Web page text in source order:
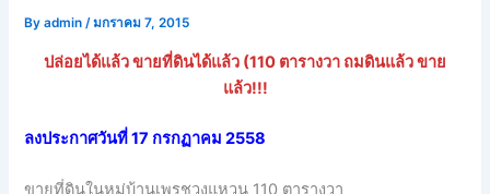
Byadmin/มกราคม 7, 2015
ปล่อยได้แล้ว ขายที่ดินได้แล้ว (110 ตารางวา ถมดินแล้ว ขาย
แล้ว!!!
ลงประกาศวันที่ 17 กรกฏาคม 2558
ขายที่ดินในหมู่บ้านเพรชวงแหวน 110 ตารางวา